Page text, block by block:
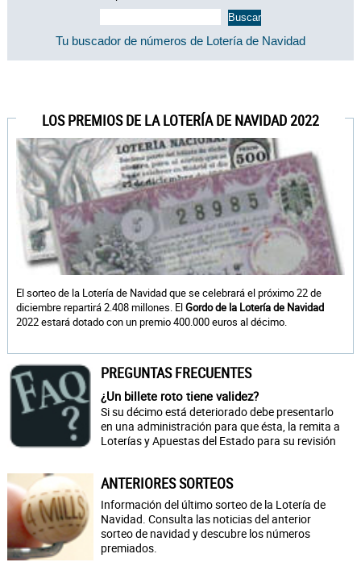
Tu buscador de números de Lotería de Navidad
LOS PREMIOS DE LA LOTERÍA DE NAVIDAD 2022
El sorteo de la Lotería de Navidad que se celebrará el próximo 22 de
diciembre repartirá 2.408 millones. ElGordo de la Lotería de Navidad
2022 estará dotado con un premio 400.000 euros al décimo.
PREGUNTAS FRECUENTES
¿Un billete roto tiene validez?
Si su décimo está deteriorado debe presentarlo
en una administración para que ésta, la remita a
Loterías y Apuestas del Estado para su revisión
ANTERIORES SORTEOS
Información del último sorteo de la Lotería de
Navidad. Consulta las noticias del anterior
sorteo de navidad y descubre los números
premiados.